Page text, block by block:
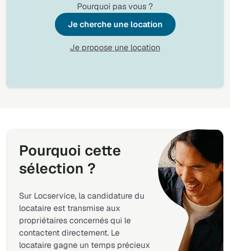
Pourquoi pas vous ?
Je cherche une location
Je propose une location
Pourquoi cette
sélection ?
Sur Locservice, la candidature du
locataire est transmise aux
propriétaires concernés qui le
contactent directement. Le
locataire gagne un temps précieux